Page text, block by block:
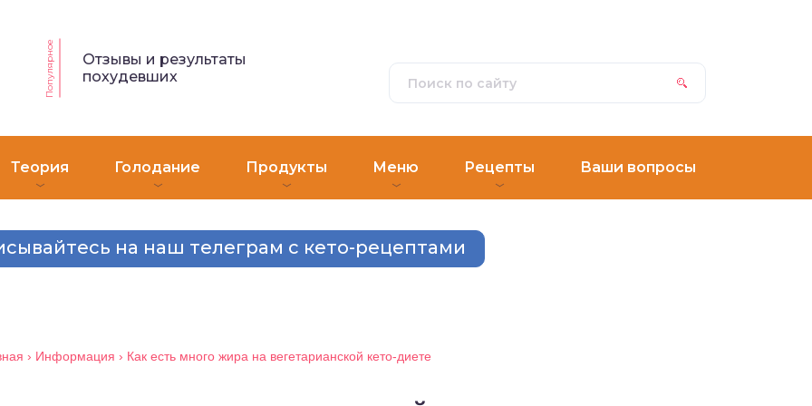
Популярное
Отзывы и результаты
похудевших
Теория Голодание Продукты Меню Рецепты Ваши вопросы
на наш телеграм с кето-рецептами
› Информация › Как есть много жира на вегетарианской кето-диете